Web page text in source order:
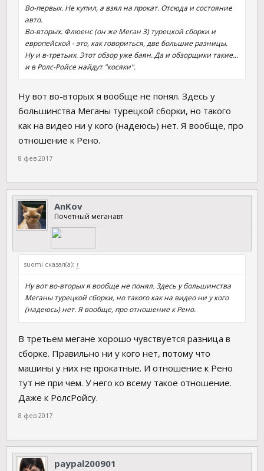
Во-первых. Не купил, а взял на прокат. Отсюда и состояние
авто.
Во-вторых. Флюенс (он же Меган 3) турецкой сборки и
европейской - это, как говориться, две большие разницы.
Ну и в-третьих. Этот обзор уже баян. Да и обзорщики такие...
и в Ролс-Ройсе найдут "косяки".
Ну вот во-вторых я вообще не понял. Здесь у
большинства Меганы турецкой сборки, но такого
как на видео ни у кого (надеюсь) нет. Я вообще, про
отношение к Рено.
8 фев 2017
AnKov
Почетный меганавт
suomi сказал(а): ↑
Ну вот во-вторых я вообще не понял. Здесь у большинства
Меганы турецкой сборки, но такого как на видео ни у кого
(надеюсь) нет. Я вообще, про отношение к Рено.
В третьем мегане хорошо чувствуется разница в
сборке. Правильно ни у кого нет, потому что
машины у них не прокатные. И отношение к Рено
тут не при чем. У него ко всему такое отношение.
Даже к РолсРойсу.
8 фев 2017
paypal200901